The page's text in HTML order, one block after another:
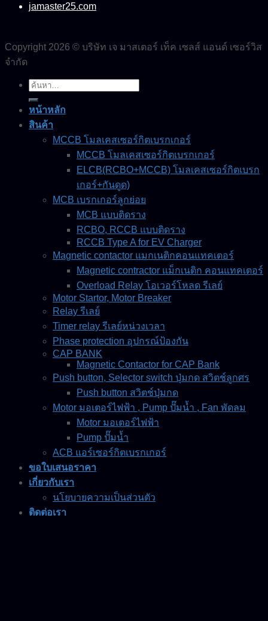
jamaster25.com
Copyright 2026 © บริษัท เจ มาสเตอร์ เท็ค เซลส์ แอนด์ เซอร์วิส
จำกัด
ค้นหา:
หน้าหลัก
สินค้า
MCCB โมลเคสเซอร์กิตเบรกเกอร์
MCCB โมลเคสเซอร์กิตเบรกเกอร์
ELCB(RCBO+MCCB) โมลเคสเซอร์กิตเบรก
เกอร์+กันดูด)
MCB เบรกเกอร์ลูกย่อย
MCB แบบติดราง
RCBO, RCCB แบบติดราง
RCCB Type A for EV Charger
Magnetic contactor แมกเนติกคอนแทคเตอร์
Magnetic contractor แม็กเนติก คอนแทคเตอร์
Overload Relay โอเวอร์โหลด รีเลย์
Motor Startor, Motor Breaker
Relay รีเลย์
Timer relay รีเลย์หน่วงเวลา
Phase protection อุปกรณ์ป้องกัน
CAP BANK
Magnetic Contactor for CAP Bank
Push button, Selector switch ปุ่มกด สวิตช์ลูกศร
Push button สวิตช์ปุ่มกด
Motor มอเตอร์ไฟฟ้า , Pump ปั๊มน้ำ , Fan พัดลม
Motor มอเตอร์ไฟฟ้า
Pump ปั๊มน้ำ
ACB แอร์เซอร์กิตเบรกเกอร์
ขอใบเสนอราคา
เกี่ยวกับเรา
นโยบายความเป็นส่วนตัว
ติดต่อเรา